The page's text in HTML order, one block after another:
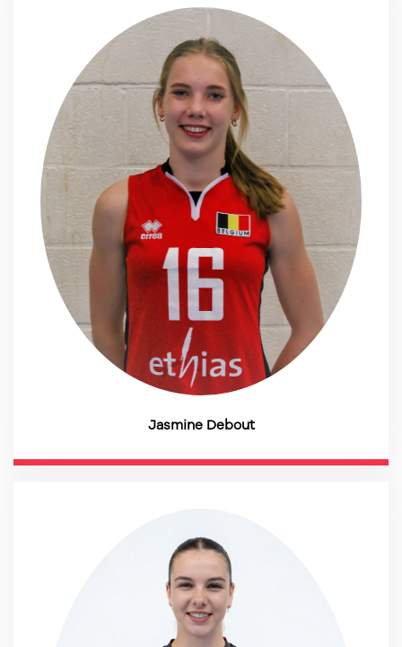
Jasmine Debout